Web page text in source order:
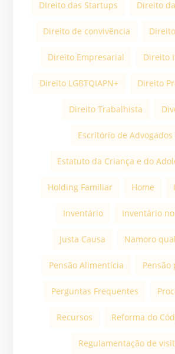
DIreito das Startups Direito
Direito de convivência
Direito Empresarial Direito
Direito LGBTQIAPN+ Direito
Direito Trabalhista
Escritório de Advogados
Estatuto da Criança e do
Holding Familiar Home
Inventário Inventário
Justa Causa Namoro
Pensão Alimentícia Pensão
Perguntas Frequentes
Recursos Reforma do
Regulamentação de